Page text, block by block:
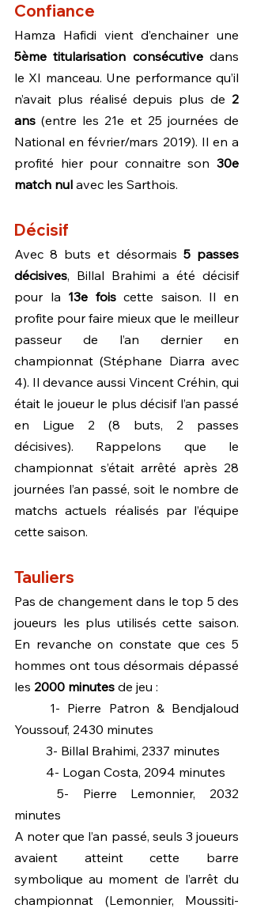
Confiance
5ème titularisation consécutive dans
le XI manceau. Une performance qu’il
n’avait plus réalisé depuis plus de 2
ans (entre les 21e et 25 journées de
National en février/mars 2019). Il en a
profité hier pour connaitre son 30e
match nul avec les Sarthois.
Décisif
Avec 8 buts et désormais 5 passes
décisives, Billal Brahimi a été décisif
pour la 13e fois cette saison. Il en
profite pour faire mieux que le meilleur
passeur de l’an dernier en
championnat (Stéphane Diarra avec
4). Il devance aussi Vincent Créhin, qui
était le joueur le plus décisif l’an passé
en Ligue 2 (8 buts, 2 passes
décisives). Rappelons que le
championnat s’était arrêté après 28
journées l’an passé, soit le nombre de
matchs actuels réalisés par l’équipe
cette saison.
Tauliers
Pas de changement dans le top 5 des
joueurs les plus utilisés cette saison.
En revanche on constate que ces 5
hommes ont tous désormais dépassé
les 2000 minutes de jeu :
Youssouf, 2430 minutes
	3- Billal Brahimi, 2337 minutes
	4- Logan Costa, 2094 minutes
minutes
A noter que l’an passé, seuls 3 joueurs
avaient atteint cette barre
symbolique au moment de l’arrêt du
championnat (Lemonnier, Moussiti-